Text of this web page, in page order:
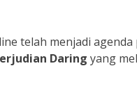
telah menjadi
Daring yang